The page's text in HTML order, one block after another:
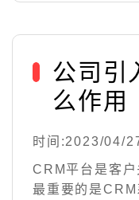
公司引
么作用
时间:2023/04/
CRM平台是客
最重要的是CRM